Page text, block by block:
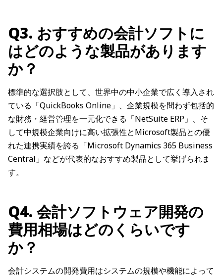
Q3. おすすめの会計ソフトに
はどのような製品があります
か？
標準的な選択肢として、世界中の中小企業で広く導入され
ている「QuickBooks Online」、企業規模を問わず包括的
な財務・経営管理を一元化できる「NetSuite ERP」、そ
して中規模企業向けに高い拡張性とMicrosoft製品との優
れた連携実績を誇る「Microsoft Dynamics 365 Business
Central」などが代表的なおすすめ製品として挙げられま
す。
Q4. 会計ソフトウェア開発の
費用相場はどのくらいです
か？
会計システムの開発費用はシステムの規模や機能によって